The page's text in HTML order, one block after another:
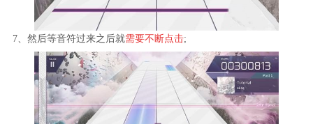
7、然后等音符过来之后就需要不断点击;